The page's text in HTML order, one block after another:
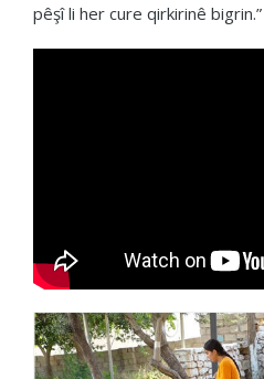
pêşî li her cure qirkirinê bigrin.”